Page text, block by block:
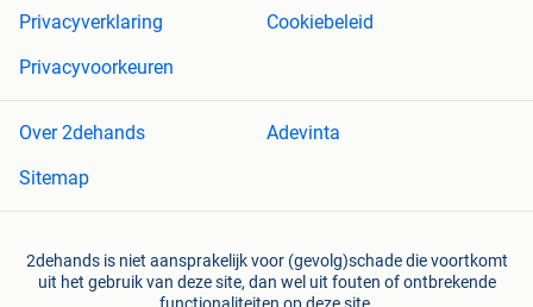
Privacyverklaring
Cookiebeleid
Privacyvoorkeuren
Over 2dehands
Adevinta
Sitemap
2dehands is niet aansprakelijk voor (gevolg)schade die voortkomt
uit het gebruik van deze site, dan wel uit fouten of ontbrekende